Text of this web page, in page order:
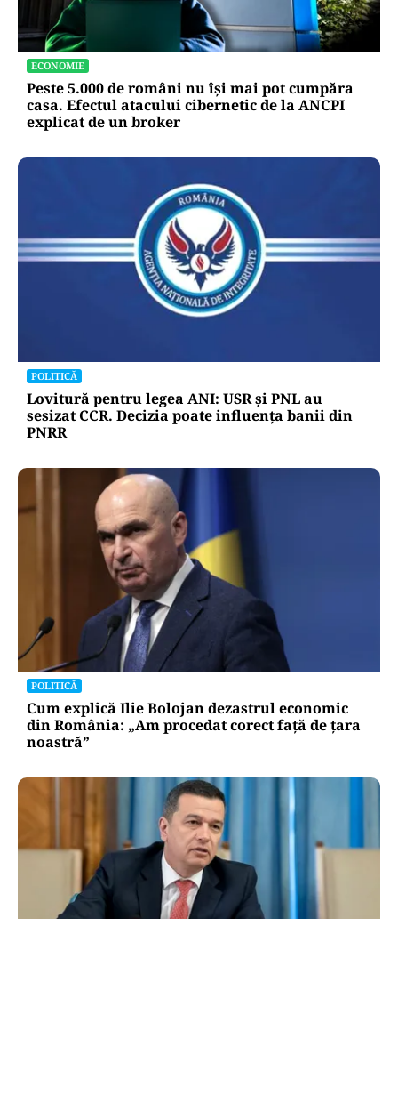
ECONOMIE
Peste 5.000 de români nu își mai pot cumpăra
casa. Efectul atacului cibernetic de la ANCPI
explicat de un broker
POLITICĂ
Lovitură pentru legea ANI: USR și PNL au
sesizat CCR. Decizia poate influența banii din
PNRR
POLITICĂ
Cum explică Ilie Bolojan dezastrul economic
din România: „Am procedat corect față de țara
noastră”